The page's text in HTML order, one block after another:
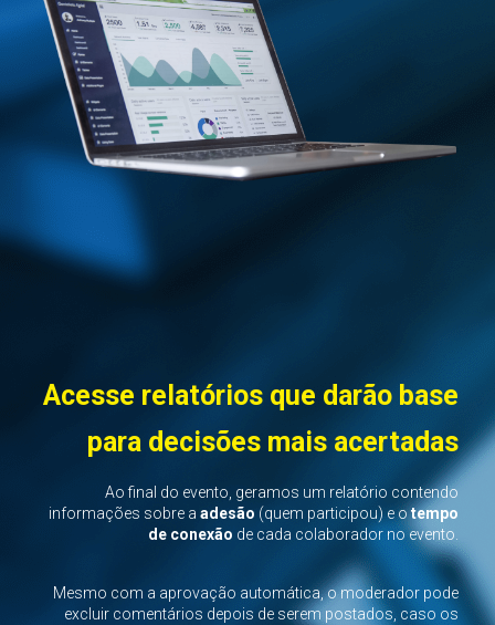
Acesse relatórios que darão base
para decisões mais acertadas
Ao final do evento, geramos um relatório contendo
informações sobre a adesão (quem participou) e otempo
de conexão de cada colaborador no evento.
Mesmo com a aprovação automática, o moderador pode
excluir comentários depois de serem postados, caso os